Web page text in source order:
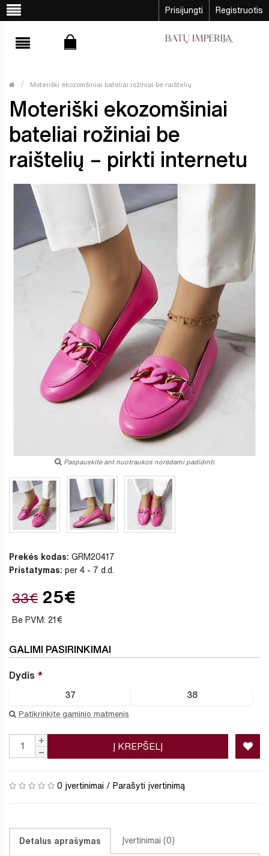
Prisijungti Registruotis
Moteriški ekozomšiniai bateliai rožiniai be raištelių
Moteriški ekozomšiniai
bateliai rožiniai be
raištelių – pirkti internetu
Paspauskite ant nuotraukos norėdami padidinti
Prekės kodas: GRM20417
Pristatymas: per 4 - 7 d.d.
33€ 25€
Be PVM: 21€
GALIMI PASIRINKIMAI
Dydis
37 38
Patikrinkite gaminio matmenis
Į KREPŠELĮ
0 įvertinimai / Parašyti įvertinimą
Detalus aprašymas Įvertinimai (0)